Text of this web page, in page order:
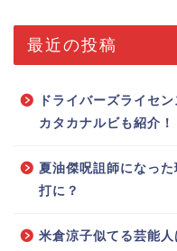
最近の投稿
ドライバーズライセ
カタカナルビも紹介！
夏油傑呪詛師になっ
打に？
米倉涼子似てる芸能